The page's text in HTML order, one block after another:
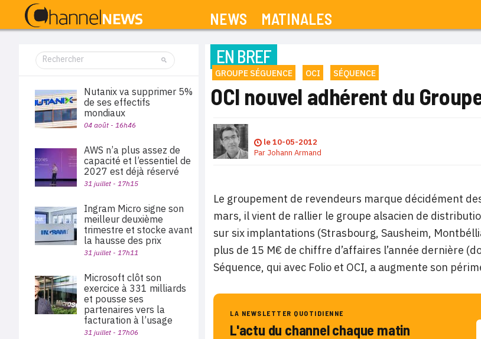
NEWS MATINALES
EN BREF
GROUPE SÉGUENCE OCI SÉQUENCE
OCI nouvel adhérent du
le10-05-2012
Par Johann Armand
Le groupement de revendeurs marque décidément
mars, il vient de rallier le groupe alsacien de
sur six implantations (Strasbourg, Sausheim,
plus de 15 M€ de chiffre d’affaires l’année dernière
Séquence, qui avec Folio et OCI, a augmente son
LA NEWSLETTER QUOTIDIENNE
L'actu du channel chaque matin
Nutanix va supprimer 5%
de ses effectifs
mondiaux
04 août - 16h46
AWS n’a plus assez de
capacité et l’essentiel de
2027 est déjà réservé
31 juillet - 17h15
Ingram Micro signe son
meilleur deuxième
trimestre et stocke avant
la hausse des prix
31 juillet - 17h11
Microsoft clôt son
exercice à 331 milliards
et pousse ses
partenaires vers la
facturation à l’usage
31 juillet - 17h06